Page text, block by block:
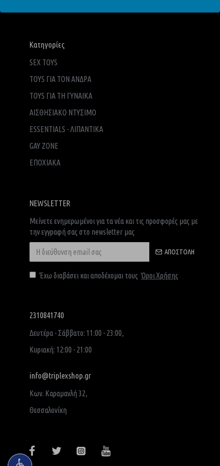
Κατηγορίες
SEX TOYS
TOYS ΓΙΑ ΤΟΝ ΑΝΔΡΑ
TOYS ΓΙΑ ΤH ΓΥΝΑΙΚΑ
ΑΙΣΘΗΣΙΑΚΟ ΝΤΥΣΙΜΟ
ESSENTIALS - ΛΙΠΑΝΤΙΚΑ
GAY ZONE
ΕΠΟΧΙΑΚΑ
NEWSLETTER
Μείνετε ενημερωμένοι για τα νέα και τις προσφορές μας με
την εγγραφή σας στο newsletter μας
ΑΠΟΣΤΟΛΉ
Έχω διαβάσει και αποδέχομαι τους Όροι Χρήσης
2310841740
Δευτέρα - Σάββατο: 11:00 - 23:00,
Κυριακή: 12:00 - 21:00
info@triplexshop.gr
Κων. Καραμανλή 32,
Θεσσαλονίκη